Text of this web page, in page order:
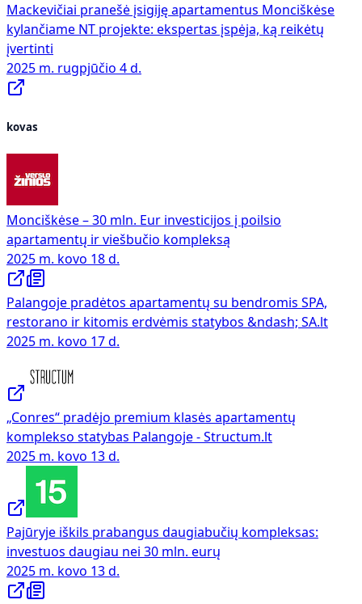
Mackevičiai pranešė įsigiję apartamentus Monciškėse
kylančiame NT projekte: ekspertas įspėja, ką reikėtų
įvertinti
2025 m. rugpjūčio 4 d.
kovas
Monciškėse – 30 mln. Eur investicijos į poilsio
apartamentų ir viešbučio kompleksą
2025 m. kovo 18 d.
Palangoje pradėtos apartamentų su bendromis SPA,
restorano ir kitomis erdvėmis statybos &ndash; SA.lt
2025 m. kovo 17 d.
„Conres“ pradėjo premium klasės apartamentų
komplekso statybas Palangoje - Structum.lt
2025 m. kovo 13 d.
Pajūryje iškils prabangus daugiabučių kompleksas:
investuos daugiau nei 30 mln. eurų
2025 m. kovo 13 d.